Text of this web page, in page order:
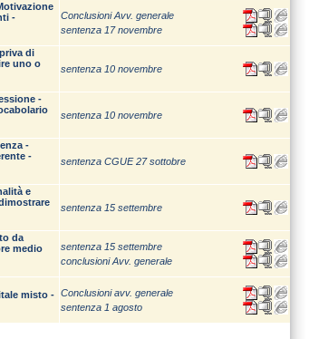
-
Conclusioni Avv. generale
sentenza 17 novembre
di
uno o
sentenza 10 novembre
-
sentenza 10 novembre
-
-
sentenza CGUE 27 sottobre
e
sentenza 15 settembre
da
medio
sentenza 15 settembre
conclusioni Avv. generale
misto - Conclusioni avv. generale
sentenza 1 agosto